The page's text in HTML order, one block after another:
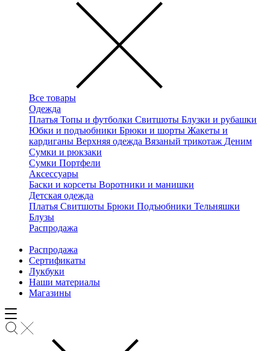
Все товары
Одежда
Платья Топы и футболки Свитшоты Блузки и рубашки
Юбки и подъюбники Брюки и шорты Жакеты и
кардиганы Верхняя одежда Вязаный трикотаж Деним
Сумки и рюкзаки
Сумки Портфели
Аксессуары
Баски и корсеты Воротники и манишки
Детская одежда
Платья Свитшоты Брюки Подъюбники Тельняшки
Блузы
Распродажа
Распродажа
Сертификаты
Лукбуки
Наши материалы
Магазины